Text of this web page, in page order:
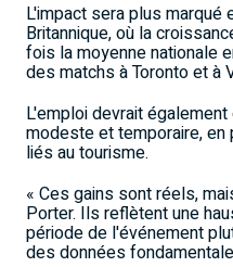
L'impact sera plus marqué
Britannique, où la
fois la moyenne nationale
des matchs à Toronto et à
L'emploi devrait
modeste et temporaire,
liés au tourisme.
« Ces gains sont réels,
Porter. Ils reflètent une
période de l'événement
des données